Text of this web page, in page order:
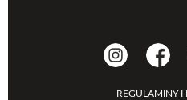
REGULAMINY I